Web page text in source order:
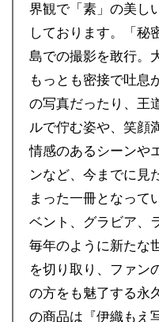
界観で「素」の美し
しております。「秘
島での撮影を敢行。
もっとも密接で吐息
の写真だったり、王
ルで佇む姿や、笑顔
情感のあるシーンや
ンなど、今までに見
まった一冊となって
ベント、グラビア、
毎年のように新たな
を切り取り、ファン
の方をも魅了する永
の商品は『伊織もえ